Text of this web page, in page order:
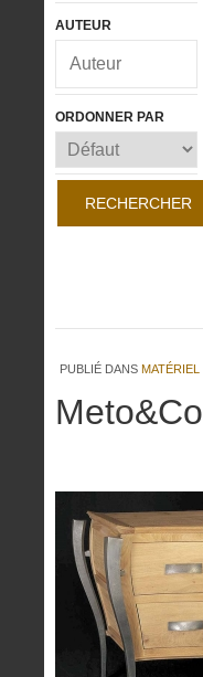
AUTEUR
ORDONNER PAR
PUBLIÉ DANS MATÉRIEL
Meto&Co